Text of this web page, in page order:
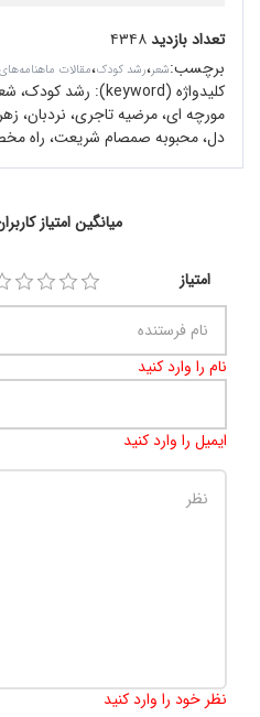
تعداد بازدید۴۳۴۸
برچسب:شعر،رشد کودک،مقالات
کلیدواژه (keyword):
رشد کودک،
مورچه ای، مرضیه تاجری، نردبان،
دل، محبوبه صمصام شریعت، راه
میانگین امتیاز کاربران: 0.0 (0
امتیاز
نام را وارد کنید
ایمیل را وارد کنید
نظر خود را وارد کنید